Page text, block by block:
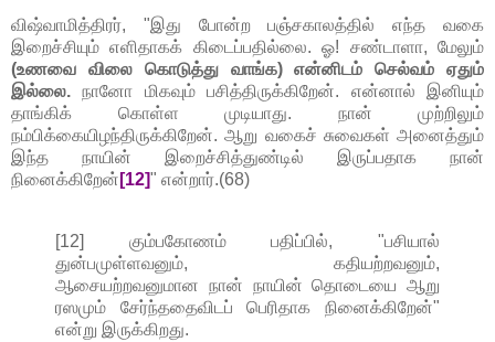
விஷ்வாமித்திரர், "இது போன்ற பஞ்சகாலத்தில் எந்த வகை
இறைச்சியும் எளிதாகக் கிடைப்பதில்லை. ஓ! சண்டாளா, மேலும்
(உணவை விலை கொடுத்து வாங்க) என்னிடம் செல்வம் ஏதும்
இல்லை. நானோ மிகவும் பசித்திருக்கிறேன். என்னால் இனியும்
தாங்கிக் கொள்ள முடியாது. நான் முற்றிலும்
நம்பிக்கையிழந்திருக்கிறேன். ஆறு வகைச் சுவைகள் அனைத்தும்
இந்த நாயின் இறைச்சித்துண்டில் இருப்பதாக நான்
நினைக்கிறேன் [12]" என்றார்.(68)
[12] கும்பகோணம் பதிப்பில், "பசியால்
துன்பமுள்ளவனும், கதியற்றவனும்,
ஆசையற்றவனுமான நான் நாயின் தொடையை ஆறு
ரஸமும் சேர்ந்ததைவிடப் பெரிதாக நினைக்கிறேன்"
என்று இருக்கிறது.